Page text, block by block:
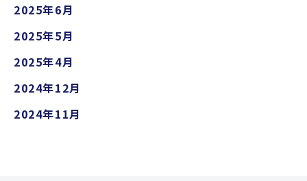
2025年6月
2025年5月
2025年4月
2024年12月
2024年11月